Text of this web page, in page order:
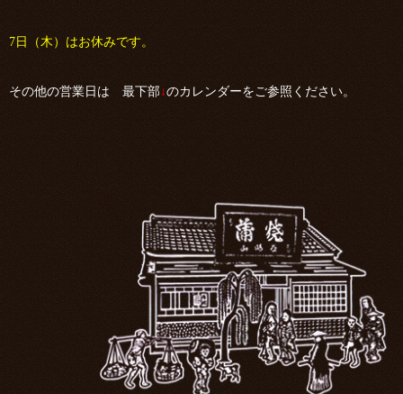
7日（木）はお休みです。
その他の営業日は 最下部↓のカレンダーをご参照ください。